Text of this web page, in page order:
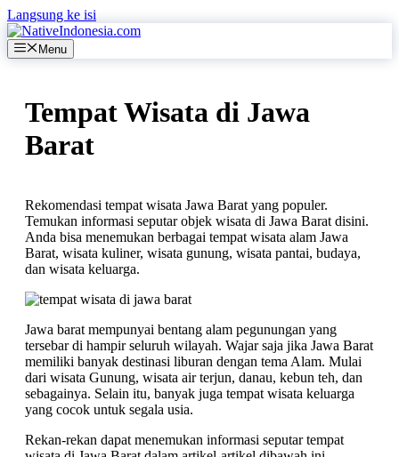
Langsung ke isi
Menu
Tempat Wisata di Jawa
Barat
Rekomendasi tempat wisata Jawa Barat yang populer.
Temukan informasi seputar objek wisata di Jawa Barat disini.
Anda bisa menemukan berbagai tempat wisata alam Jawa
Barat, wisata kuliner, wisata gunung, wisata pantai, budaya,
dan wisata keluarga.
Jawa barat mempunyai bentang alam pegunungan yang
tersebar di hampir seluruh wilayah. Wajar saja jika Jawa Barat
memiliki banyak destinasi liburan dengan tema Alam. Mulai
dari wisata Gunung, wisata air terjun, danau, kebun teh, dan
sebagainya. Selain itu, banyak juga tempat wisata keluarga
yang cocok untuk segala usia.
Rekan-rekan dapat menemukan informasi seputar tempat